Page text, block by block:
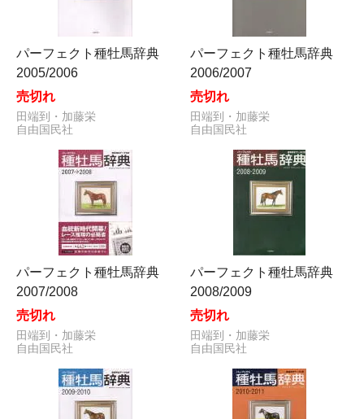
パーフェクト種牡馬辞典
2005/2006
売切れ
田端到・加藤栄
自由国民社
パーフェクト種牡馬辞典
2006/2007
売切れ
田端到・加藤栄
自由国民社
パーフェクト種牡馬辞典
2007/2008
売切れ
田端到・加藤栄
自由国民社
パーフェクト種牡馬辞典
2008/2009
売切れ
田端到・加藤栄
自由国民社